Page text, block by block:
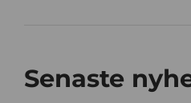
Senaste